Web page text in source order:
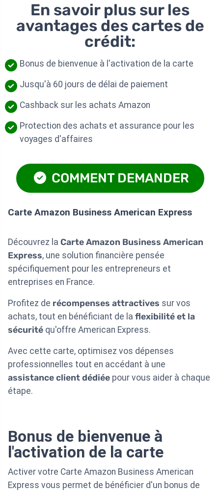
En savoir plus sur les
avantages des cartes de
crédit:
Bonus de bienvenue à l'activation de la carte
Jusqu'à 60 jours de délai de paiement
Cashback sur les achats Amazon
Protection des achats et assurance pour les
voyages d'affaires
COMMENT DEMANDER
Carte Amazon Business American Express
Découvrez la Carte Amazon Business American
Express, une solution financière pensée
spécifiquement pour les entrepreneurs et
entreprises en France.
Profitez de récompenses attractives sur vos
achats, tout en bénéficiant de la flexibilité et la
sécurité qu'offre American Express.
Avec cette carte, optimisez vos dépenses
professionnelles tout en accédant à une
assistance client dédiée pour vous aider à chaque
étape.
Bonus de bienvenue à
l'activation de la carte
Activer votre Carte Amazon Business American
Express vous permet de bénéficier d'un bonus de